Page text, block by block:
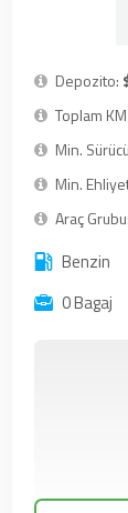
Depozito:
Toplam KM
Min.
Min.
Araç Grubu:
Benzin
0 Bagaj